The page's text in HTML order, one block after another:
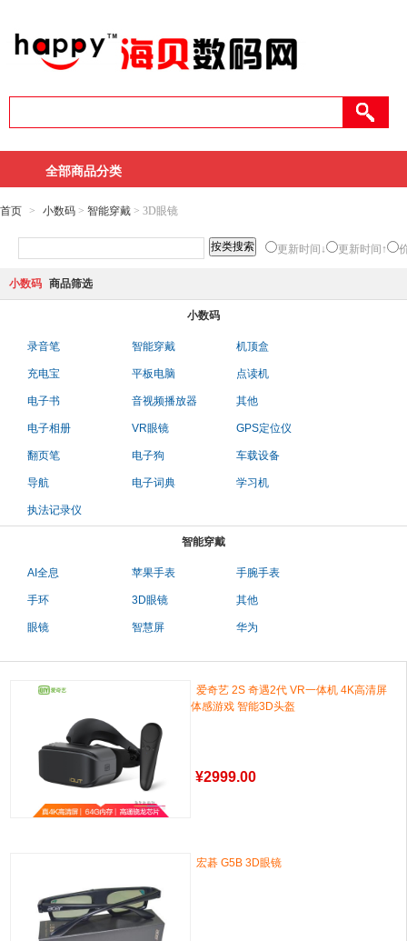
全部商品分类
首页 > 小数码 > 智能穿戴 > 3D眼镜
更新时间↓ 更新时间↑
小数码 商品筛选
小数码
录音笔 智能穿戴 机顶盒
充电宝 平板电脑 点读机
电子书 音视频播放器 其他
电子相册 VR眼镜 GPS定位仪
翻页笔 电子狗 车载设备
导航 电子词典 学习机
执法记录仪
智能穿戴
AI全息 苹果手表 手腕手表
手环 3D眼镜 其他
眼镜 智慧屏 华为
爱奇艺 2S 奇遇2代 VR一体机 4K高清屏
体感游戏 智能3D头盔
¥2999.00
宏碁 G5B 3D眼镜